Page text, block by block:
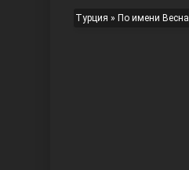
Турция » По имени Весна